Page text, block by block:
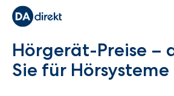
Hörgerät-Preise –
Sie für Hörsysteme